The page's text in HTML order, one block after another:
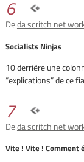
6
Deda scritch net
Socialists Ninjas
10 derrière une
“explications” de ce
7
Deda scritch net
Vite ! Vite ! Comment